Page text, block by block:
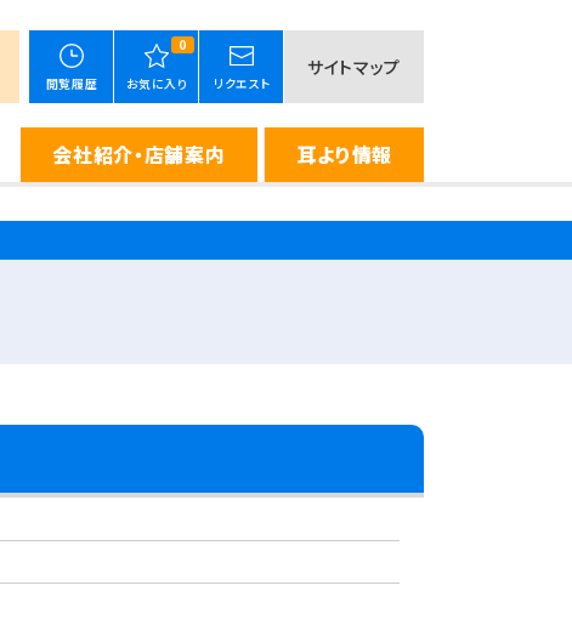
閲覧履歴
0
お気に入り リクエスト
サイトマップ
会社紹介・店舗案内 耳より情報